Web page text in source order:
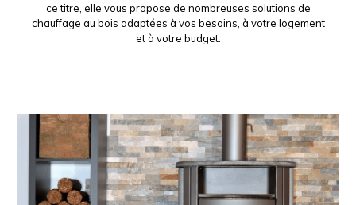
ce titre, elle vous propose de nombreuses solutions de
chauffage au bois adaptées à vos besoins, à votre logement
et à votre budget.